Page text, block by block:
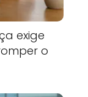
exige
o